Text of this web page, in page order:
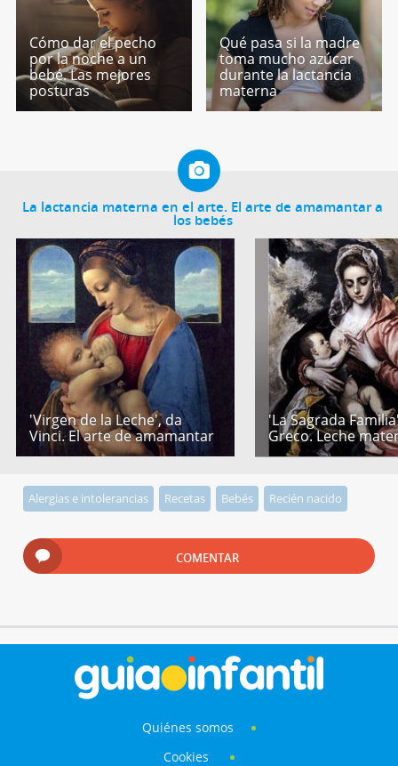
Cómo dar el pecho
por la noche a un
bebé. Las mejores
posturas
Qué pasa si la madre
toma mucho azúcar
durante la lactancia
materna
La lactancia materna en el arte. El arte de amamantar a
los bebés
'Virgen de la Leche', da
Vinci. El arte de amamantar
'La Sagrada
Greco. Leche
Alergias e intolerancias Recetas Bebés Recién nacido
COMENTAR
Quiénes somos
Cookies